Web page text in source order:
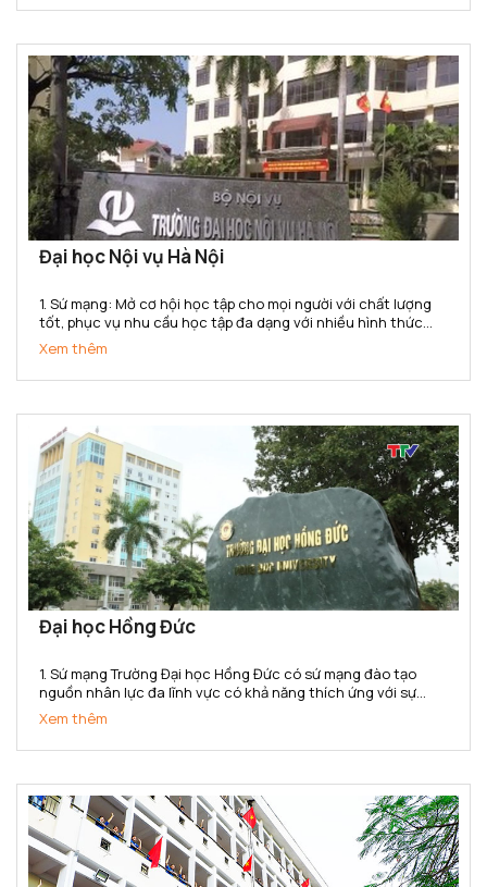
Đại học Nội vụ Hà Nội
1. Sứ mạng: Mở cơ hội học tập cho mọi người với chất lượng
tốt, phục vụ nhu cầu học tập đa dạng với nhiều hình thức
đào tạo, đa ngành, đa cấp độ, đáp ứng yêu cầu nguồn nhân
lực của ngành nội vụ và cho xã hội trong công...
Xem thêm
Đại học Hồng Đức
1. Sứ mạng Trường Đại học Hồng Đức có sứ mạng đào tạo
nguồn nhân lực đa lĩnh vực có khả năng thích ứng với sự
thay đổi của thị trường lao động; nghiên cứu khoa học,
chuyển giao công nghệ phục vụ sự phát triển kinh tế - xã...
Xem thêm